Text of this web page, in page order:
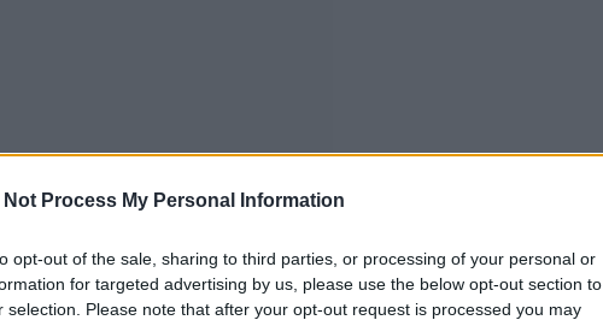
Not Process My Personal Information
opt-out of the sale, sharing to third parties, or processing of your personal or
for targeted advertising by us, please use the below opt-out section to
selection. Please note that after your opt-out request is processed you may